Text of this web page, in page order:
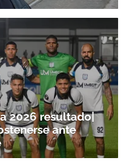
2026 resultado|
ante